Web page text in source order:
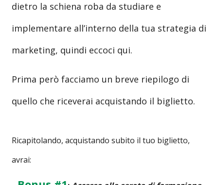
dietro la schiena roba da studiare e
implementare all’interno della tua strategia di
marketing, quindi eccoci qui.
Prima però facciamo un breve riepilogo di
quello che riceverai acquistando il biglietto.
Ricapitolando, acquistando subito il tuo biglietto,
avrai: